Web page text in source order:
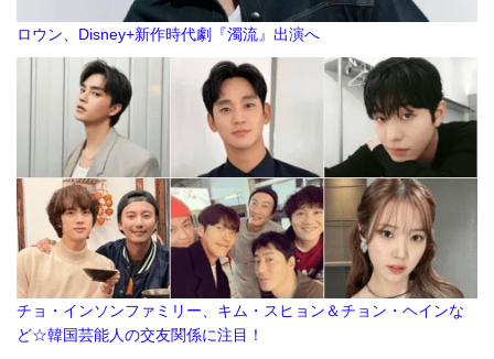
ロウン、Disney+新作時代劇『濁流』出演へ
チョ・インソンファミリー、キム・スヒョン＆チョン・ヘインな
ど☆韓国芸能人の交友関係に注目！